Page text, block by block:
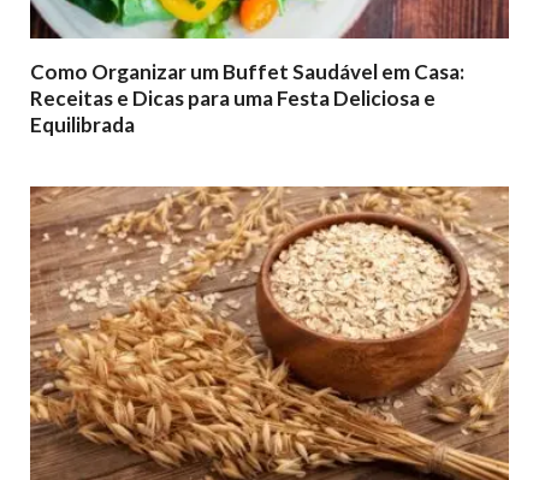
Como Organizar um Buffet Saudável em Casa:
Receitas e Dicas para uma Festa Deliciosa e
Equilibrada